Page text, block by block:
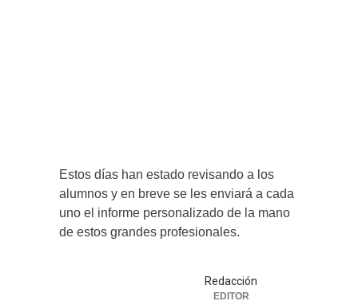
Estos días han estado revisando a los
alumnos y en breve se les enviará a cada
uno el informe personalizado de la mano
de estos grandes profesionales.
Redacción
EDITOR